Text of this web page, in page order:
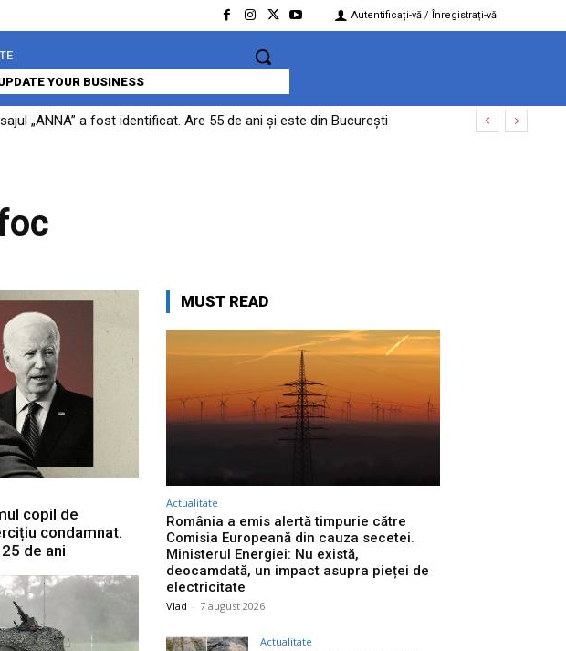
Autentificați-vă / Înregistrați-vă
YOUR BUSINESS
„ANNA” a fost identificat. Are 55 de ani și este din București
integrității la CCR poate costa România 771 de milioane de euro”
copil de
condamnat.
de ani
MUST READ
Actualitate
România a emis alertă timpurie către
Comisia Europeană din cauza secetei.
Ministerul Energiei: Nu există,
deocamdată, un impact asupra pieței de
electricitate
Vlad - 7 august 2026
Actualitate